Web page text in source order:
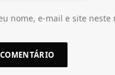
nome, e-mail e site